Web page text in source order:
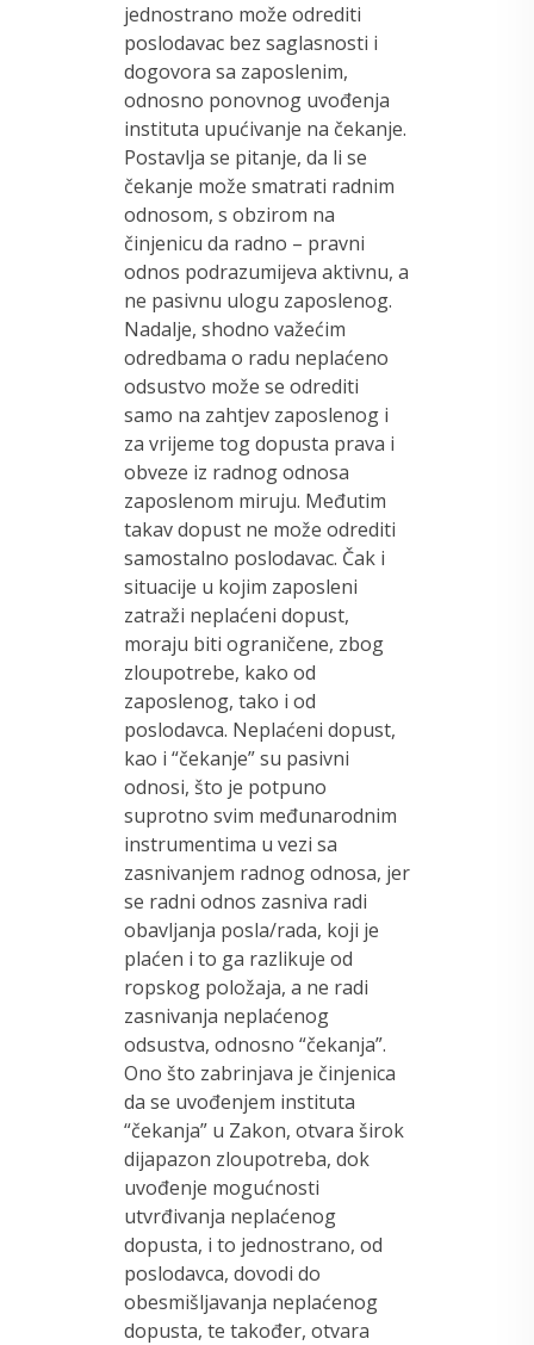
jednostrano može odrediti
poslodavac bez saglasnosti i
dogovora sa zaposlenim,
odnosno ponovnog uvođenja
instituta upućivanje na čekanje.
Postavlja se pitanje, da li se
čekanje može smatrati radnim
odnosom, s obzirom na
činjenicu da radno – pravni
odnos podrazumijeva aktivnu, a
ne pasivnu ulogu zaposlenog.
Nadalje, shodno važećim
odredbama o radu neplaćeno
odsustvo može se odrediti
samo na zahtjev zaposlenog i
za vrijeme tog dopusta prava i
obveze iz radnog odnosa
zaposlenom miruju. Međutim
takav dopust ne može odrediti
samostalno poslodavac. Čak i
situacije u kojim zaposleni
zatraži neplaćeni dopust,
moraju biti ograničene, zbog
zloupotrebe, kako od
zaposlenog, tako i od
poslodavca. Neplaćeni dopust,
kao i “čekanje” su pasivni
odnosi, što je potpuno
suprotno svim međunarodnim
instrumentima u vezi sa
zasnivanjem radnog odnosa, jer
se radni odnos zasniva radi
obavljanja posla/rada, koji je
plaćen i to ga razlikuje od
ropskog položaja, a ne radi
zasnivanja neplaćenog
odsustva, odnosno “čekanja”.
Ono što zabrinjava je činjenica
da se uvođenjem instituta
“čekanja” u Zakon, otvara širok
dijapazon zloupotreba, dok
uvođenje mogućnosti
utvrđivanja neplaćenog
dopusta, i to jednostrano, od
poslodavca, dovodi do
obesmišljavanja neplaćenog
dopusta, te također, otvara